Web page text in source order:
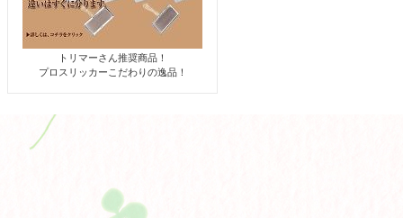
トリマーさん推奨商品！
プロスリッカーこだわりの逸品！